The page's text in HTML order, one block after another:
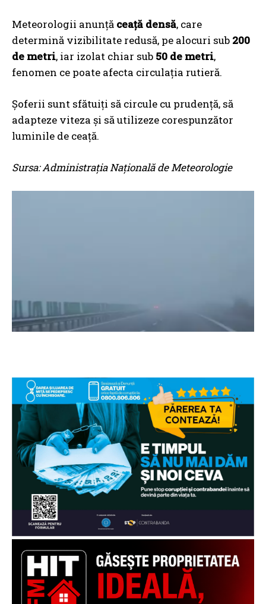
Meteorologii anunță ceață densă, care
determină vizibilitate redusă, pe alocuri sub 200
de metri, iar izolat chiar sub 50 de metri,
fenomen ce poate afecta circulația rutieră.
Șoferii sunt sfătuiți să circule cu prudență, să
adapteze viteza și să utilizeze corespunzător
luminile de ceață.
Sursa: Administrația Națională de Meteorologie